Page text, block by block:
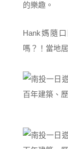
的樂趣。
Hank媽隨
嗎？！當地